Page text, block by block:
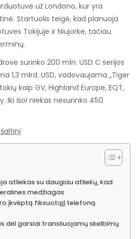
už Londono, kur yra
Startuolis teigė, kad planuoja
Tokijuje ir Niujorke, tačiau
surinko 200 mln. USD C serijos
1,3 mlrd. USD, vadovaujama „Tiger
kaip GV, Highland Europe, EQT,
Iki šiol niekas nesurinko 450
atliekas su daugiau atliekų, kad
medžiagas
įkvėptą fiksuotąjį telefoną
dėl garsiai transliuojamų skelbimų